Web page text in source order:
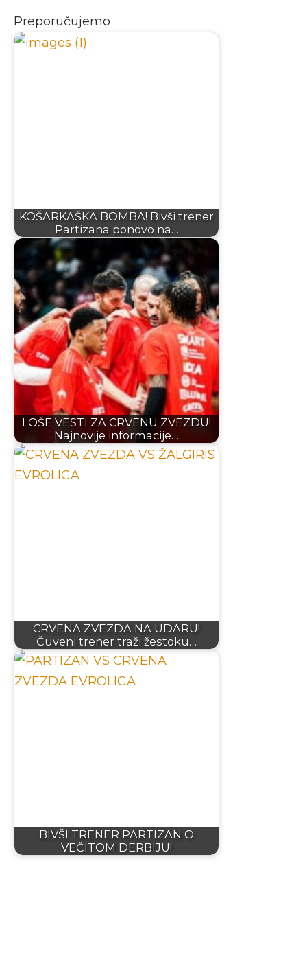
Preporučujemo
KOŠARKAŠKA BOMBA! Bivši trener
Partizana ponovo na…
LOŠE VESTI ZA CRVENU ZVEZDU!
Najnovije informacije…
CRVENA ZVEZDA NA UDARU!
Čuveni trener traži žestoku…
BIVŠI TRENER PARTIZAN O
VEČITOM DERBIJU!